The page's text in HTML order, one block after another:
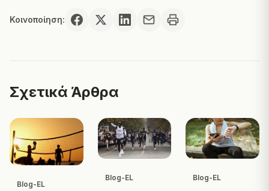
Κοινοποίηση:
Σχετικά Άρθρα
Blog-EL
Blog-EL Blog-EL